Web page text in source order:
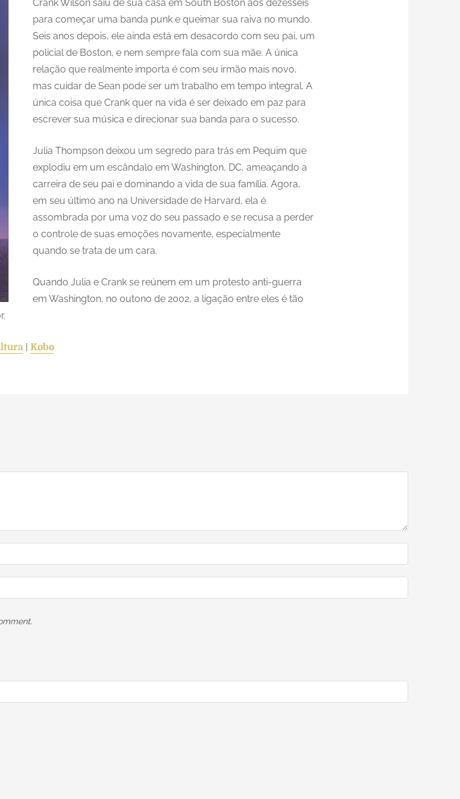
Crank Wilson saiu de sua casa em South Boston aos dezesseis
para começar uma banda punk e queimar sua raiva no mundo.
Seis anos depois, ele ainda está em desacordo com seu pai, um
policial de Boston, e nem sempre fala com sua mãe. A única
relação que realmente importa é com seu irmão mais novo,
mas cuidar de Sean pode ser um trabalho em tempo integral. A
única coisa que Crank quer na vida é ser deixado em paz para
escrever sua música e direcionar sua banda para o sucesso.
Julia Thompson deixou um segredo para trás em Pequim que
explodiu em um escândalo em Washington, DC, ameaçando a
carreira de seu pai e dominando a vida de sua família. Agora,
em seu último ano na Universidade de Harvard, ela é
assombrada por uma voz do seu passado e se recusa a perder
o controle de suas emoções novamente, especialmente
quando se trata de um cara.
Quando Julia e Crank se reúnem em um protesto anti-guerra
em Washington, no outono de 2002, a ligação entre eles é tão
| Kobo